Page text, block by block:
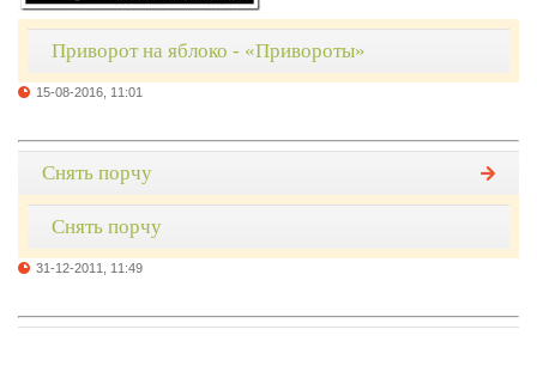
Приворот на яблоко - «Привороты»
15-08-2016, 11:01
Снять порчу
Снять порчу
31-12-2011, 11:49